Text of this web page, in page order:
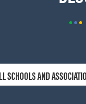
SCHOOLS AND